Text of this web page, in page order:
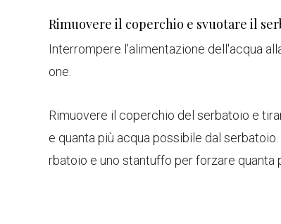
Rimuovere il coperchio e svuotare il
Interrompere l'alimentazione dell'acqua
one.
Rimuovere il coperchio del serbatoio e
e quanta più acqua possibile dal
rbatoio e uno stantuffo per forzare quanta